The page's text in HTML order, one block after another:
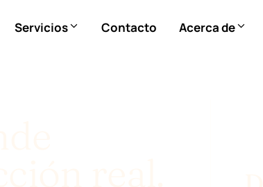
Servicios Contacto Acerca de